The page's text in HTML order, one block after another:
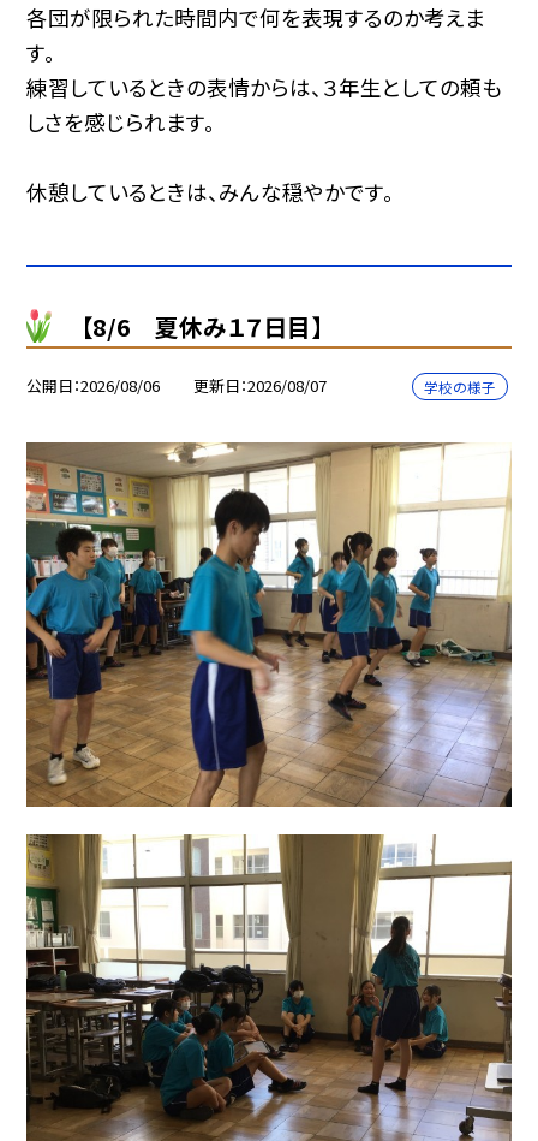
各団が限られた時間内で何を表現するのか考えま
す。
練習しているときの表情からは、３年生としての頼も
しさを感じられます。
休憩しているときは、みんな穏やかです。
【8/6 夏休み１７日目】
公開日 2026/08/06 更新日 2026/08/07 学校の様子